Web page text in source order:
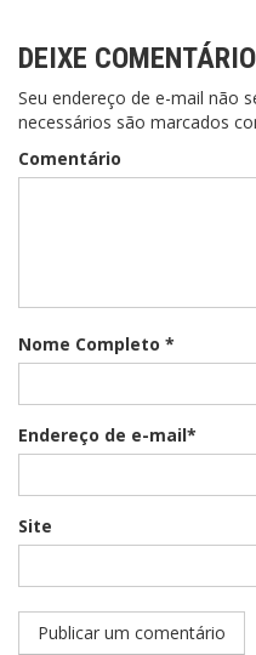
DEIXE COMENTÁRIO
Seu endereço de e-mail não
necessários são marcados
Comentário
Nome Completo *
Endereço de e-mail*
Site